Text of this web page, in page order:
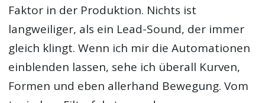
Faktor in der Produktion. Nichts ist
langweiliger, als ein Lead-Sound, der immer
gleich klingt. Wenn ich mir die Automationen
einblenden lassen, sehe ich überall Kurven,
Formen und eben allerhand Bewegung. Vom